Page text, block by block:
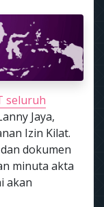
seluruh
Jaya,
Izin Kilat.
dan dokumen
minuta akta
akan